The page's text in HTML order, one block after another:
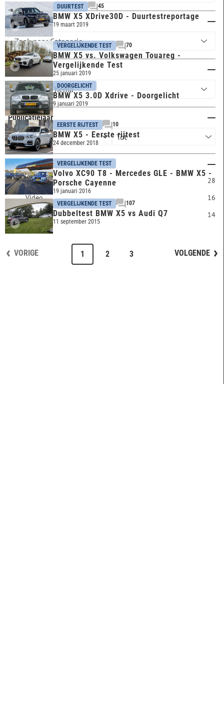
Categorie
Thema
Publicatiejaar
Artikel type
PDF
28
Video
16
Overig
14
DUURTEST 45
BMW X5 XDrive30D - Duurtestreportage
19 maart 2019
VERGELIJKENDE TEST 70
BMW X5 vs. Volkswagen Touareg -
Vergelijkende Test
25 januari 2019
DOORGELICHT
BMW X5 3.0D Xdrive - Doorgelicht
9 januari 2019
EERSTE RIJTEST 10
BMW X5 - Eerste rijtest
24 december 2018
VERGELIJKENDE TEST
Volvo XC90 T8 - Mercedes GLE - BMW X5 -
Porsche Cayenne
19 januari 2016
VERGELIJKENDE TEST
107
Dubbeltest BMW X5 vs Audi Q7
11 september 2015
VORIGE VOLGENDE
1 2 3